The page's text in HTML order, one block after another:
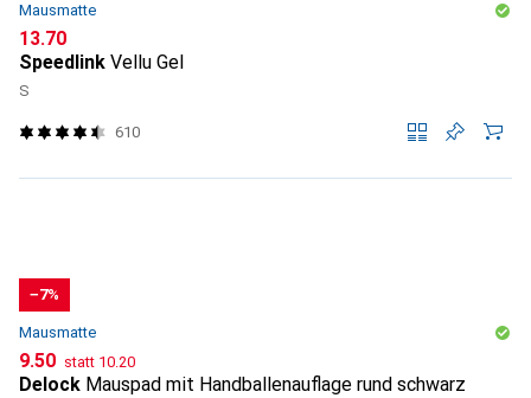
Mausmatte
CHF
13.70
Speedlink Vellu Gel
S
610
−7%
Mausmatte
CHF
9.50 statt CHF
10.20
Delock Mauspad mit Handballenauflage rund schwarz